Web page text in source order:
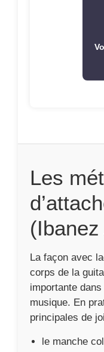
Les
La façon avec
corps de la
importante
musique. En
principales de
le manche